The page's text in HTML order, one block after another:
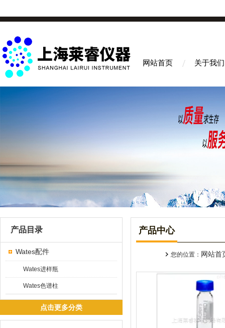
网站首页 关于我们
产品目录
Wates配件
Wates进样瓶
Wates色谱柱
点击更多分类
产品中心
您的位置： 网站首